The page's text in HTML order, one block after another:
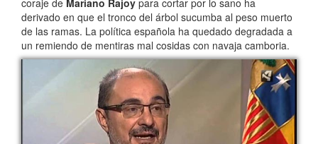
derivado en que el tronco del árbol sucumba al peso muerto
de las ramas. La política española ha quedado degradada a
un remiendo de mentiras mal cosidas con navaja camboria.